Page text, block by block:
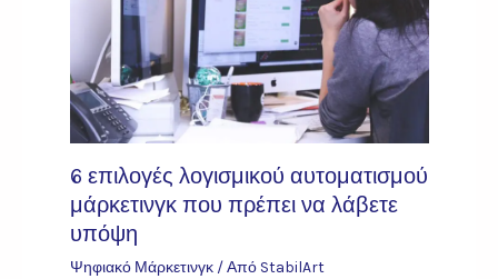
6 επιλογές λογισμικού αυτοματισμού
μάρκετινγκ που πρέπει να λάβετε
υπόψη
Ψηφιακό Μάρκετινγκ/ Από StabilArt